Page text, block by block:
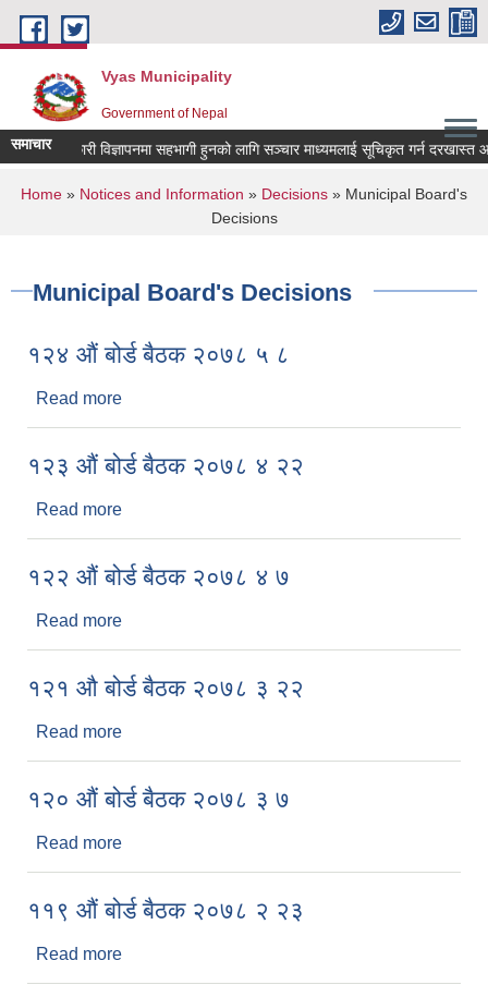
Skip to main content
Vyas Municipality
Government of Nepal
समाचार विज्ञापनमा सहभागी हुनको लागि सञ्चार माध्यमलाई सूचिकृत गर्न दरखास्त
You are here
Home » Notices and Information » Decisions » Municipal Board's
Decisions
Municipal Board's Decisions
१२४ औं बोर्ड बैठक २०७८ ५ ८
Read more
१२३ औं बोर्ड बैठक २०७८ ४ २२
Read more
१२२ औं बोर्ड बैठक २०७८ ४ ७
Read more
१२१ औ बोर्ड बैठक २०७८ ३ २२
Read more
१२० औं बोर्ड बैठक २०७८ ३ ७
Read more
११९ औं बोर्ड बैठक २०७८ २ २३
Read more